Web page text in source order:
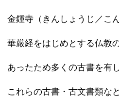
金鍾寺（きんしょうじ／こ
華厳経をはじめとする仏教
あったため多くの古書を有
これらの古書・古文書類な